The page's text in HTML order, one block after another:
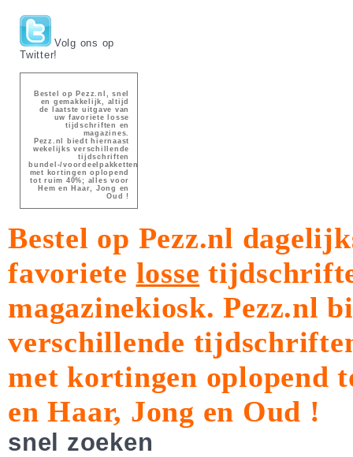
Volg ons op
Twitter!
Bestel op Pezz.nl, snel
en gemakkelijk, altijd
de laatste uitgave van
uw favoriete losse
tijdschriften en
magazines.
Pezz.nl biedt hiernaast
wekelijks verschillende
tijdschriften
bundel-/voordeelpakketten
met kortingen oplopend
tot ruim 40%; alles voor
Hem en Haar, Jong en
Oud !
Bestel op Pezz.nl
favoriete losse
magazinekiosk.Pezz.nl
verschillende
met kortingen oplopend
en Haar, Jong en Oud !
snel zoeken